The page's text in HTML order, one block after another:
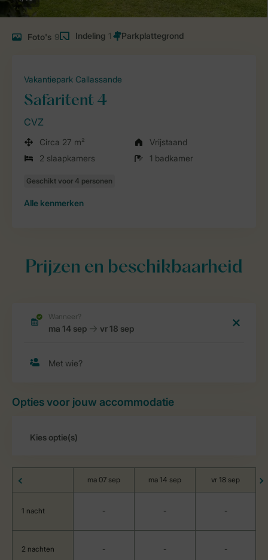
Foto's 9 Indeling 1
Vakantiepark Callassande
Safaritent 4
CVZ
Circa 27 m²
Vrijstaand
2 slaapkamers
1 badkamer
Alle kenmerken
Prijzen en beschikbaarheid
Opties voor jouw accommodatie
ma 07 sep ma 14 sep vr 18 sep
1 nacht - - -
2 nachten - - -